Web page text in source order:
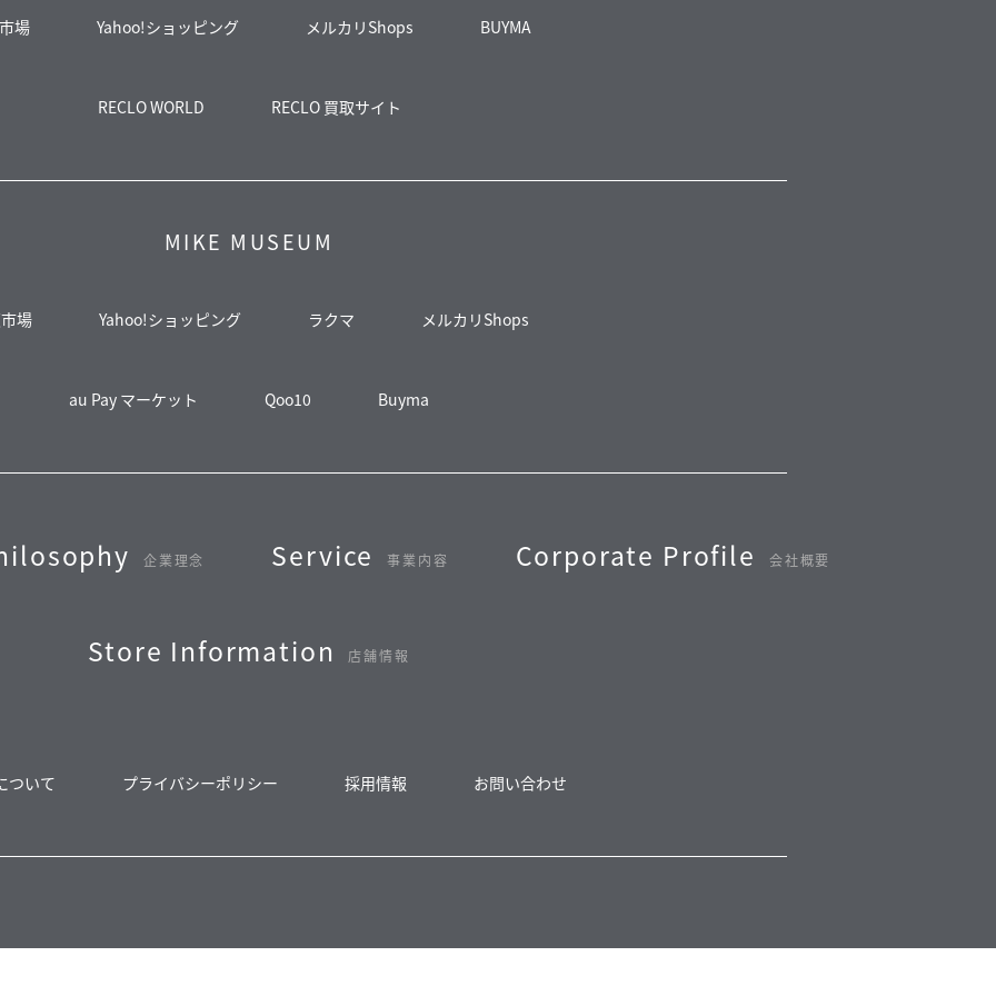
場 Yahoo!ショッピング メルカリShops BUYMA
RECLO WORLD RECLO 買取サイト
MIKE MUSEUM
場 Yahoo!ショッピング ラクマ メルカリShops
au Pay マーケット Qoo10 Buyma
企業理念 Service 事業内容 Corporate Profile 会社概要
Store Information 店舗情報
ついて プライバシーポリシー 採用情報 お問い合わせ